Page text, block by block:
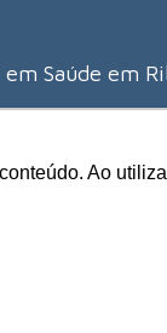
Ao
Saúde em